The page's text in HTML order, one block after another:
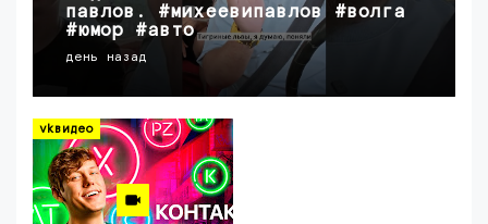
павлов. #михеевипавлов #волга
#юмор #авто
день назад
vkвидео